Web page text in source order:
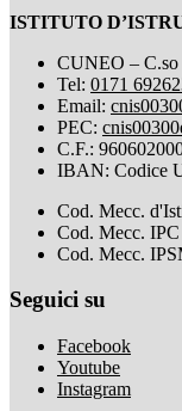
ISTITUTO
CUNEO –
Tel: 0171
Email:
PEC:
C.F.:
IBAN: Codice
Cod. Mecc.
Cod. Mecc.
Cod. Mecc.
Seguici su
Facebook
Youtube
Instagram